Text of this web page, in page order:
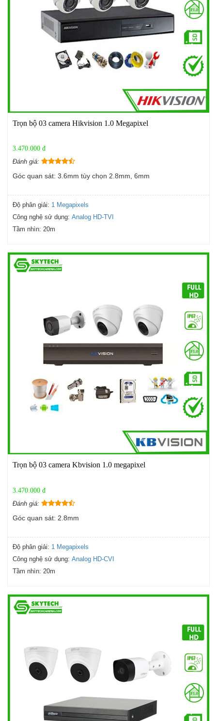
Trọn bộ 03 camera Hikvision 1.0 Megapixel
3.470.000 đ
Đánh giá:
Góc quan sát: 3.6mm tùy chọn 2.8mm, 6mm
Độ phân giải: 1 Megapixels
Công nghệ sử dụng: Analog HD-TVI
Tầm nhìn: 20m
Trọn bộ 03 camera Kbvision 1.0 megapixel
3.470.000 đ
Đánh giá:
Góc quan sát: 2.8mm
Độ phân giải: 1 Megapixels
Công nghệ sử dụng: Analog HD-CVI
Tầm nhìn: 20m